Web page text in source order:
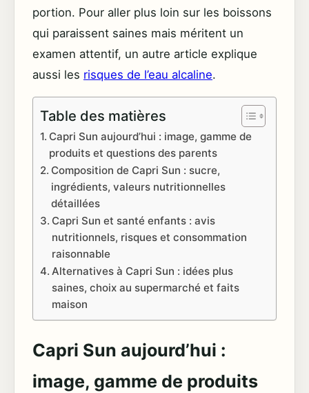
portion. Pour aller plus loin sur les boissons
qui paraissent saines mais méritent un
examen attentif, un autre article explique
aussi les risques de l’eau alcaline.
Table des matières
Capri Sun aujourd’hui : image, gamme de
produits et questions des parents
Composition de Capri Sun : sucre,
ingrédients, valeurs nutritionnelles
détaillées
Capri Sun et santé enfants : avis
nutritionnels, risques et consommation
raisonnable
Alternatives à Capri Sun : idées plus
saines, choix au supermarché et faits
maison
Capri Sun aujourd’hui :
image, gamme de produits